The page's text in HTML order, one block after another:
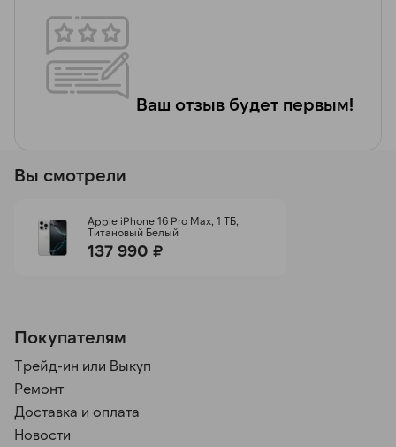
Ваш отзыв будет первым!
Вы смотрели
Apple iPhone 16 Pro Max, 1 ТБ,
Титановый Белый
137 990 ₽
Покупателям
Трейд-ин или Выкуп
Ремонт
Доставка и оплата
Новости